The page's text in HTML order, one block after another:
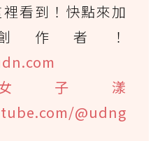
看到！快點來加
作者！
子漾
@udng